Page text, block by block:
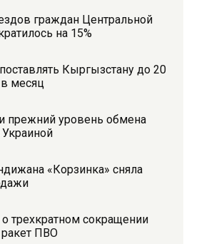
граждан Центральной
на 15%
Кыргызстану до 20
в месяц
прежний уровень обмена
«Корзинка» сняла
трехкратном сокращении
ракет ПВО